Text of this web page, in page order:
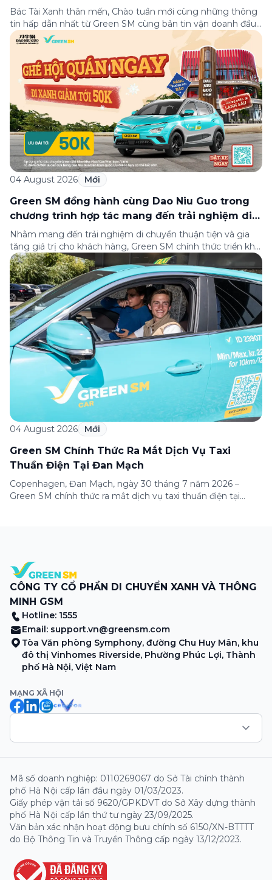
Bác Tài Xanh thân mến, Chào tuần mới cùng những thông
tin hấp dẫn nhất từ Green SM cùng bản tin vận doanh đầu
tuần 03-09/08! Từ câu chuyện đầy cảm hứng “Hành trình
toàn cầu của Green SM”, hướng dẫn phân luồng di chuyển
tại sân bay Nội Bài tới những hướng dẫn chi […]
04 August 2026 Mới
Green SM đồng hành cùng Dao Niu Guo trong
chương trình hợp tác mang đến trải nghiệm di
chuyển thuận tiện cho khách hàng
Nhằm mang đến trải nghiệm di chuyển thuận tiện và gia
tăng giá trị cho khách hàng, Green SM chính thức triển khai
chương trình hợp tác cùng hệ thống nhà hàng Dao Niu
Guo – Lẩu bò tươi Triều Châu trên toàn quốc. Theo đó,
khách hàng sử dụng các dịch vụ của Green […]
04 August 2026 Mới
Green SM Chính Thức Ra Mắt Dịch Vụ Taxi
Thuần Điện Tại Đan Mạch
Copenhagen, Đan Mạch, ngày 30 tháng 7 năm 2026 –
Green SM chính thức ra mắt dịch vụ taxi thuần điện tại
CÔNG TY CỔ PHẦN DI CHUYỂN XANH VÀ THÔNG
MINH GSM
Hotline: 1555
Email: support.vn@greensm.com
Tòa Văn phòng Symphony, đường Chu Huy Mân, khu
đô thị Vinhomes Riverside, Phường Phúc Lợi, Thành
phố Hà Nội, Việt Nam
MẠNG XÃ HỘI
Mã số doanh nghiệp: 0110269067 do Sở Tài chính thành
phố Hà Nội cấp lần đầu ngày 01/03/2023.
Giấy phép vận tải số 9620/GPKDVT do Sở Xây dựng thành
phố Hà Nội cấp lần thứ tư ngày 23/09/2025.
Văn bản xác nhận hoạt động bưu chính số 6150/XN-BTTTT
do Bộ Thông Tin và Truyền Thông cấp ngày 13/12/2023.